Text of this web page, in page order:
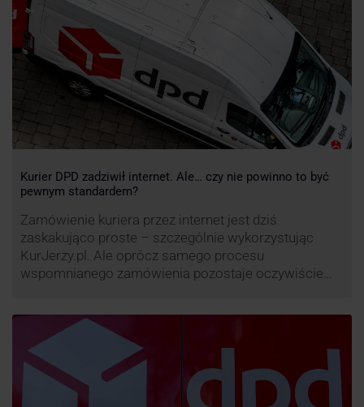
Kurier DPD zadziwił internet. Ale… czy nie powinno to być
pewnym standardem?
Zamówienie kuriera przez internet jest dziś
zaskakująco proste – szczególnie wykorzystując
KurJerzy.pl. Ale oprócz samego procesu
wspomnianego zamówienia pozostaje oczywiście
nadchodzi czas na wyjątkowo ciekawą historię tego,
co zrobił pewien kurier DPD.